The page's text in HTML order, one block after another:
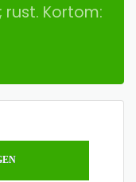
Kortom: